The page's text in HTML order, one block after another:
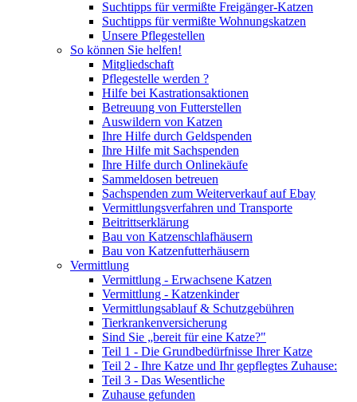
Suchtipps für vermißte Freigänger-Katzen
Suchtipps für vermißte Wohnungskatzen
Unsere Pflegestellen
So können Sie helfen!
Mitgliedschaft
Pflegestelle werden ?
Hilfe bei Kastrationsaktionen
Betreuung von Futterstellen
Auswildern von Katzen
Ihre Hilfe durch Geldspenden
Ihre Hilfe mit Sachspenden
Ihre Hilfe durch Onlinekäufe
Sammeldosen betreuen
Sachspenden zum Weiterverkauf auf Ebay
Vermittlungsverfahren und Transporte
Beitrittserklärung
Bau von Katzenschlafhäusern
Bau von Katzenfutterhäusern
Vermittlung
Vermittlung - Erwachsene Katzen
Vermittlung - Katzenkinder
Vermittlungsablauf & Schutzgebühren
Tierkrankenversicherung
Sind Sie „bereit für eine Katze?"
Teil 1 - Die Grundbedürfnisse Ihrer Katze
Teil 2 - Ihre Katze und Ihr gepflegtes Zuhause:
Teil 3 - Das Wesentliche
Zuhause gefunden